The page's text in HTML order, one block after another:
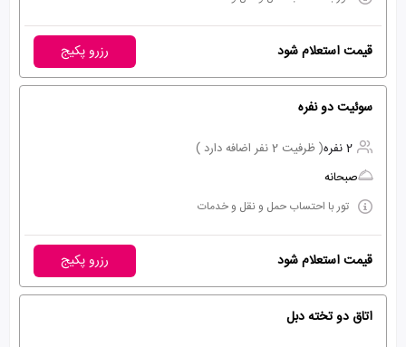
قیمت استعلام شود رزرو پکیج
سوئیت دو نفره
2 نفره
( ظرفیت 2 نفر اضافه دارد )
صبحانه
تور با احتساب حمل و نقل و خدمات
قیمت استعلام شود رزرو پکیج
اتاق دو تخته دبل